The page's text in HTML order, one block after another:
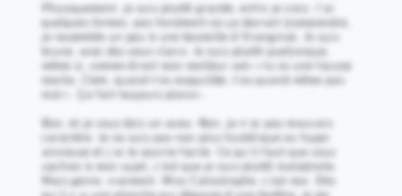
Physiquement, je suis plutôt grande, enfin je crois. J’ai
quelques formes, pas forcément où ça devrait (comprendre,
je ressemble un peu à une bouteille d’Orangina). Je suis
brune, avec des yeux clairs. Je suis plutôt quelconque,
même si, comme dirait mon meilleur ami « tu es une fausse
moche, Clem, quand t’es maquillée, t’es quand même pas
mal ». Ça fait toujours plaisir…
Bon, et je vous dois un aveu. Non, je n’ai pas mauvais
caractère. Je ne suis pas non plus hystérique ou hyper
anxieuse et j’ai le sourire facile. Ce qu’il faut que vous
sachiez à mon sujet, c’est que je suis plutôt maladroite.
Mais genre, vraiment. Miss Catastrophe, c’est moi. Dès